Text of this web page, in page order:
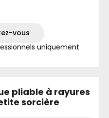
vous
uniquement
pliable à rayures
sorcière